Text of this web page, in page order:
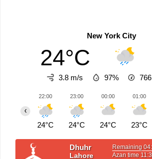
New York City
24°C
3.8 m/s 97% 766
22:00
24°C
23:00
24°C
00:00
24°C
01:00
23°C
‹